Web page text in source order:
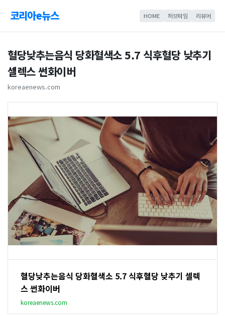
코리아e뉴스 HOME 허브타임 리뷰어
혈당낮추는음식 당화혈색소 5.7 식후혈당 낮추기
셀렉스 썬화이버
koreaenews.com
혈당낮추는음식 당화혈색소 5.7 식후혈당 낮추기 셀렉
스 썬화이버
koreaenews.com